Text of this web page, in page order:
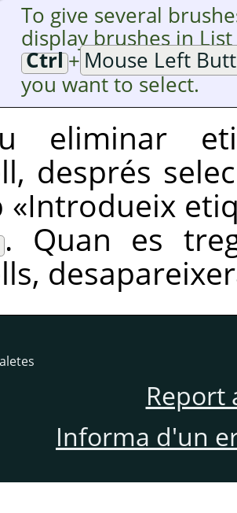
To give several
display brushes in
Ctrl+ Mouse Left
you want to select.
eliminar
després
«Introdueix
. Quan es
Report
Informa d'un